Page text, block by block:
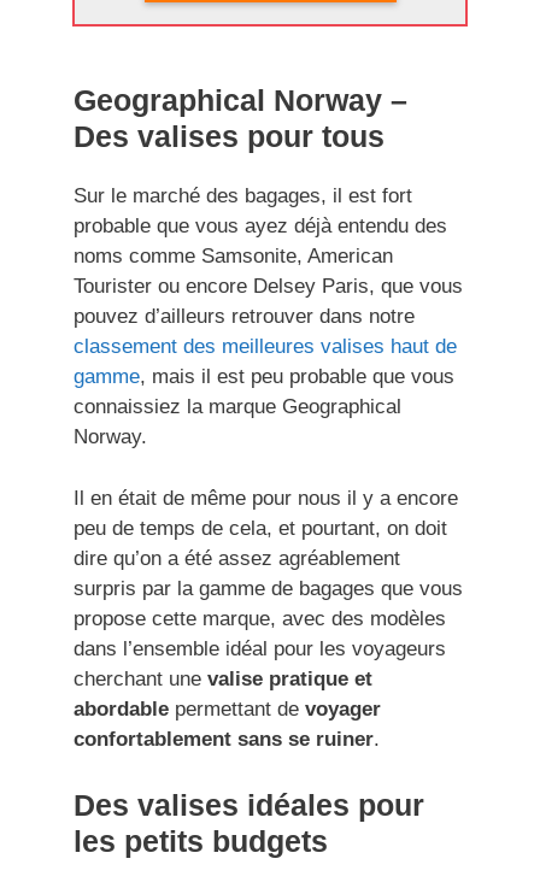
Geographical Norway –
Des valises pour tous
Sur le marché des bagages, il est fort
probable que vous ayez déjà entendu des
noms comme Samsonite, American
Tourister ou encore Delsey Paris, que vous
pouvez d’ailleurs retrouver dans notre
classement des meilleures valises haut de
gamme, mais il est peu probable que vous
connaissiez la marque Geographical
Norway.
Il en était de même pour nous il y a encore
peu de temps de cela, et pourtant, on doit
dire qu’on a été assez agréablement
surpris par la gamme de bagages que vous
propose cette marque, avec des modèles
dans l’ensemble idéal pour les voyageurs
cherchant une valise pratique et
abordable permettant de voyager
confortablement sans se ruiner.
Des valises idéales pour
les petits budgets